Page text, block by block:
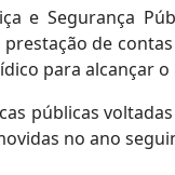
e Segurança
de
para alcançar o
públicas
no ano